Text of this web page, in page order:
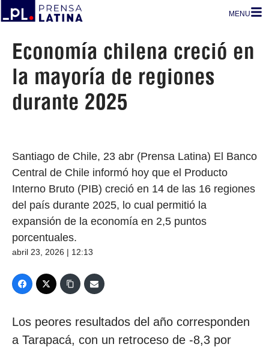
MENU
Economía chilena creció en
la mayoría de regiones
durante 2025
Santiago de Chile, 23 abr (Prensa Latina) El Banco
Central de Chile informó hoy que el Producto
Interno Bruto (PIB) creció en 14 de las 16 regiones
del país durante 2025, lo cual permitió la
expansión de la economía en 2,5 puntos
porcentuales.
abril 23, 2026 | 12:13
Los peores resultados del año corresponden
a Tarapacá, con un retroceso de -8,3 por